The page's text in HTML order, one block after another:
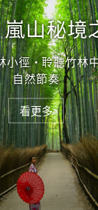
山秘境
小徑・聆聽竹林
自然節奏
看更多
季溫泉
泉旅館，放鬆身
的溫泉饗宴
看更多